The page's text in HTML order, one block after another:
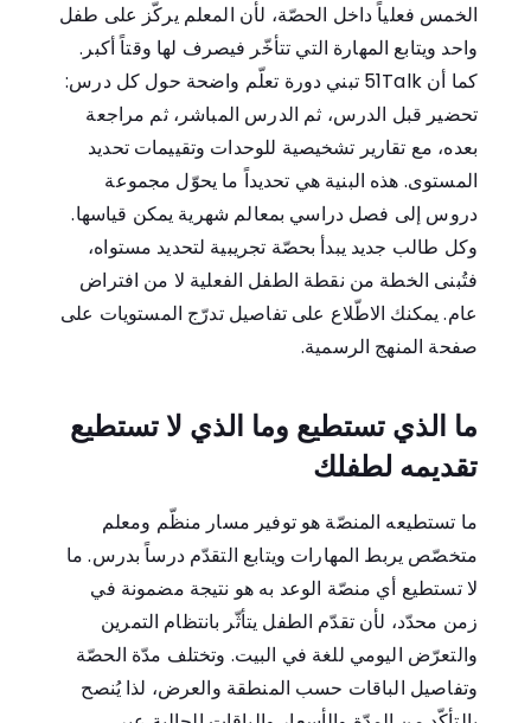
الخمس فعلياً داخل الحصّة، لأن المعلم يركّز على طفل
واحد ويتابع المهارة التي تتأخّر فيصرف لها وقتاً أكبر.
كما أن 51Talk تبني دورة تعلّم واضحة حول كل درس:
تحضير قبل الدرس، ثم الدرس المباشر، ثم مراجعة
بعده، مع تقارير تشخيصية للوحدات وتقييمات تحديد
المستوى. هذه البنية هي تحديداً ما يحوّل مجموعة
دروس إلى فصل دراسي بمعالم شهرية يمكن قياسها.
وكل طالب جديد يبدأ بحصّة تجريبية لتحديد مستواه،
فتُبنى الخطة من نقطة الطفل الفعلية لا من افتراض
عام. يمكنك الاطّلاع على تفاصيل تدرّج المستويات على
صفحة المنهج الرسمية.
ما الذي تستطيع وما الذي لا تستطيع
تقديمه لطفلك
ما تستطيعه المنصّة هو توفير مسار منظّم ومعلم
متخصّص يربط المهارات ويتابع التقدّم درساً بدرس. ما
لا تستطيع أي منصّة الوعد به هو نتيجة مضمونة في
زمن محدّد، لأن تقدّم الطفل يتأثّر بانتظام التمرين
والتعرّض اليومي للغة في البيت. وتختلف مدّة الحصّة
وتفاصيل الباقات حسب المنطقة والعرض، لذا يُنصح